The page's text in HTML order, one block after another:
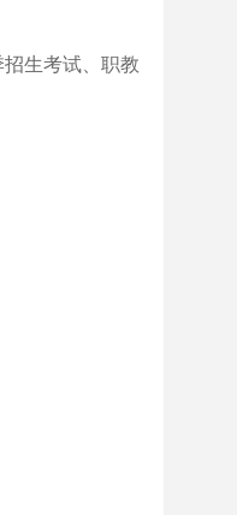
生考试、职教